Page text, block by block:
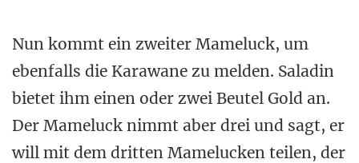
Nun kommt ein zweiter Mameluck, um
ebenfalls die Karawane zu melden. Saladin
bietet ihm einen oder zwei Beutel Gold an.
Der Mameluck nimmt aber drei und sagt, er
will mit dem dritten Mamelucken teilen, der